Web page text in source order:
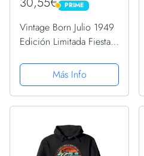
PRIME
PRIME
Vintage Born Julio 1949
Edición Limitada Fiesta
Sudadera con Capucha
Más Info